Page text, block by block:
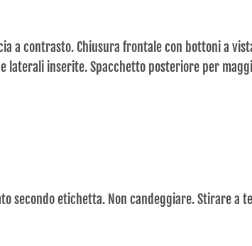
a contrasto. Chiusura frontale con bottoni a
laterali inserite. Spacchetto posteriore per
secondo etichetta. Non candeggiare. Stirare a